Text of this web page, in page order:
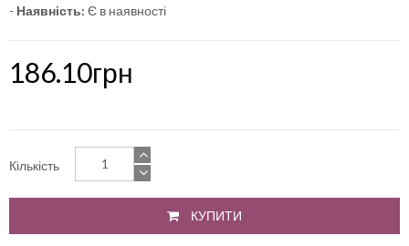
- Наявність: Є в наявності
186.10грн
Кількість
КУПИТИ